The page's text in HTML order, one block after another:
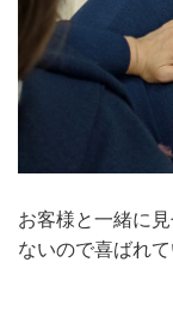
お客様と一緒に
ないので喜ばれて